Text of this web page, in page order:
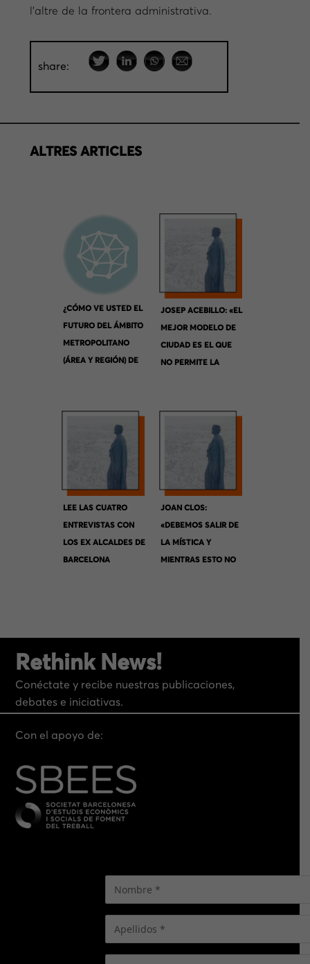
l’altre de la frontera administrativa.
share:
ALTRES ARTICLES
¿CÓMO VE USTED EL
FUTURO DEL ÁMBITO
METROPOLITANO
(ÁREA Y REGIÓN) DE
JOSEP ACEBILLO: «EL
MEJOR MODELO DE
CIUDAD ES EL QUE
NO PERMITE LA
ECOLOGÍA»
LEE LAS CUATRO
ENTREVISTAS CON
LOS EX ALCALDES DE
BARCELONA
JOAN CLOS:
«DEBEMOS SALIR DE
LA MÍSTICA Y
MIENTRAS ESTO NO
Rethink News!
Conéctate y recibe nuestras publicaciones,
debates e iniciativas.
Con el apoyo de: